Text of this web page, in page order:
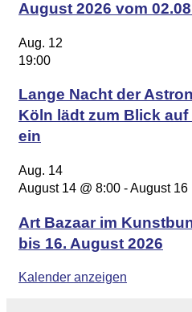
August 2026 vom
Aug. 12
19:00
Lange Nacht der
Köln lädt zum Blick
ein
Aug. 14
August 14 @ 8:00 -August 16
Art Bazaar im
bis 16. August 2026
Kalender anzeigen